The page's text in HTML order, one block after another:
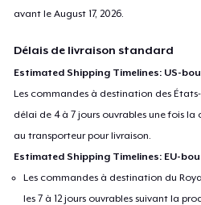
avant leAugust 17, 2026
Délais de livraison standard
Estimated Shipping Timelines: US-
Les commandes à destination des
délai de 4 à 7 jours ouvrables une fois
au transporteur pour livraison.
Estimated Shipping Timelines: EU-
Les commandes à destination du
les 7 à 12 jours ouvrables suivant la